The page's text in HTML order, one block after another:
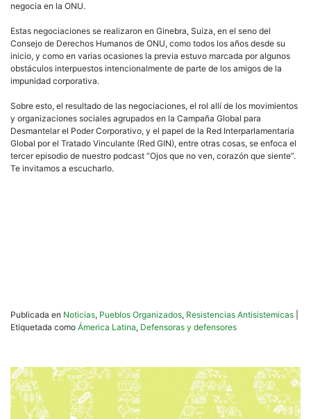
negocia en la ONU.
Estas negociaciones se realizaron en Ginebra, Suiza, en el seno del
Consejo de Derechos Humanos de ONU, como todos los años desde su
inicio, y como en varias ocasiones la previa estuvo marcada por algunos
obstáculos interpuestos intencionalmente de parte de los amigos de la
impunidad corporativa.
Sobre esto, el resultado de las negociaciones, el rol allí de los movimientos
y organizaciones sociales agrupados en la Campaña Global para
Desmantelar el Poder Corporativo, y el papel de la Red Interparlamentaria
Global por el Tratado Vinculante (Red GIN), entre otras cosas, se enfoca el
tercer episodio de nuestro podcast “Ojos que no ven, corazón que siente”.
Te invitamos a escucharlo.
Publicada en Noticias, Pueblos Organizados, Resistencias Antisistemicas
Etiquetada como Ámerica Latina, Defensoras y defensores